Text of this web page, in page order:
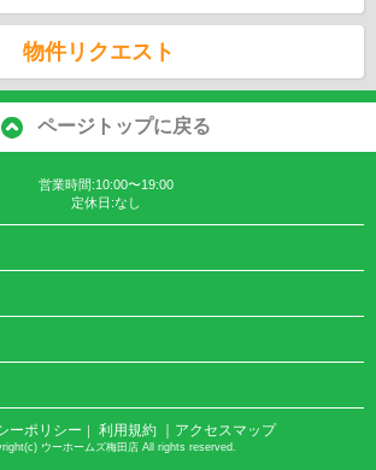
物件リクエスト
ページトップに戻る
営業時間:10:00〜19:00
定休日:なし
ーポリシー ｜ 利用規約 ｜アクセスマップ
ウーホームズ梅田店 All rights reserved.